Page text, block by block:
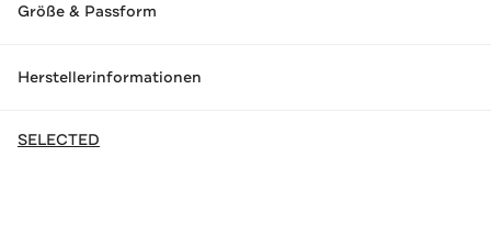
Größe & Passform
Herstellerinformationen
SELECTED